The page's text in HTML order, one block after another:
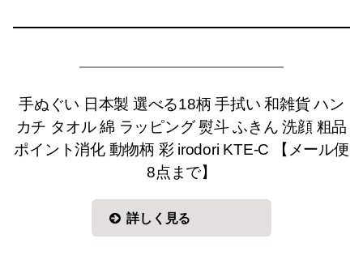
手ぬぐい 日本製 選べる18柄 手拭い 和雑貨 ハン
カチ タオル 綿 ラッピング 熨斗 ふきん 洗顔 粗品
ポイント消化 動物柄 彩 irodori KTE-C 【メール便
8点まで】
詳しく見る